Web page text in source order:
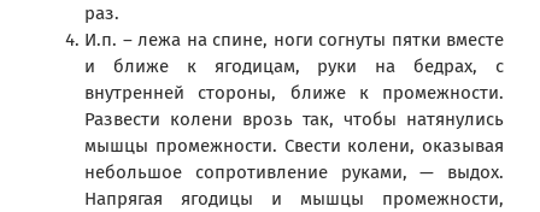
раз.
И.п. – лежа на спине, ноги согнуты пятки вместе
и ближе к ягодицам, руки на бедрах, с
внутренней стороны, ближе к промежности.
Развести колени врозь так, чтобы натянулись
мышцы промежности. Свести колени, оказывая
небольшое сопротивление руками, — выдох.
Напрягая ягодицы и мышцы промежности,